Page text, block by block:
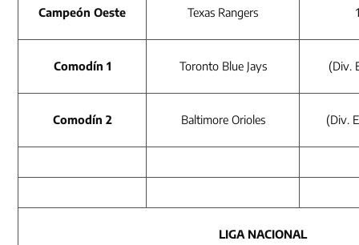
Campeón Oeste Texas Rangers
Comodín 1 Toronto Blue Jays (Div.
Comodín 2 Baltimore Orioles (Div.
LIGA NACIONAL